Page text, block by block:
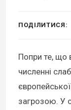
ПОДІЛИТИСЯ:
Попри те, що
численні
європейської
загрозою. У